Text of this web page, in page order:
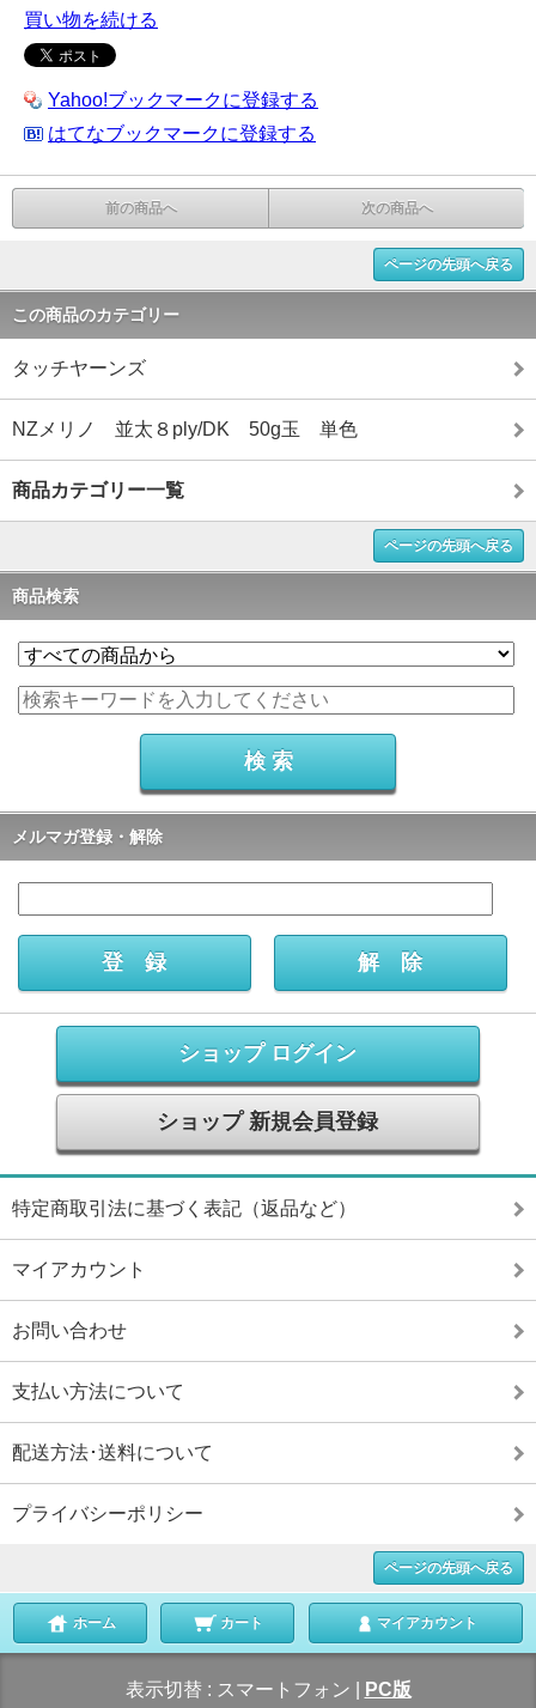
買い物を続ける
Yahoo!ブックマークに登録する
はてなブックマークに登録する
前の商品へ 次の商品へ
ページの先頭へ戻る
この商品のカテゴリー
タッチヤーンズ
NZメリノ 並太８ply/DK 50g玉 単色
商品カテゴリー一覧
ページの先頭へ戻る
商品検索
メルマガ登録・解除
ショップ ログイン
ショップ 新規会員登録
特定商取引法に基づく表記（返品など）
マイアカウント
お問い合わせ
支払い方法について
配送方法･送料について
プライバシーポリシー
ページの先頭へ戻る
ホーム カート マイアカウント
表示切替 : スマートフォン PC版